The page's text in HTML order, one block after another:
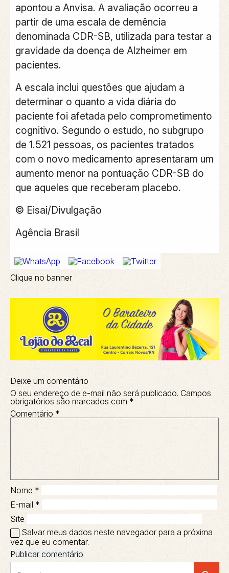
apontou a Anvisa. A avaliação ocorreu a
partir de uma escala de demência
denominada CDR-SB, utilizada para testar a
gravidade da doença de Alzheimer em
pacientes.
A escala inclui questões que ajudam a
determinar o quanto a vida diária do
paciente foi afetada pelo comprometimento
cognitivo. Segundo o estudo, no subgrupo
de 1.521 pessoas, os pacientes tratados
com o novo medicamento apresentaram um
aumento menor na pontuação CDR-SB do
que aqueles que receberam placebo.
© Eisai/Divulgação
Agência Brasil
Clique no banner
Deixe um comentário
O seu endereço de e-mail não será publicado. Campos
obrigatórios são marcados com *
Comentário *
Nome *
E-mail *
Site
Salvar meus dados neste navegador para a próxima
vez que eu comentar.